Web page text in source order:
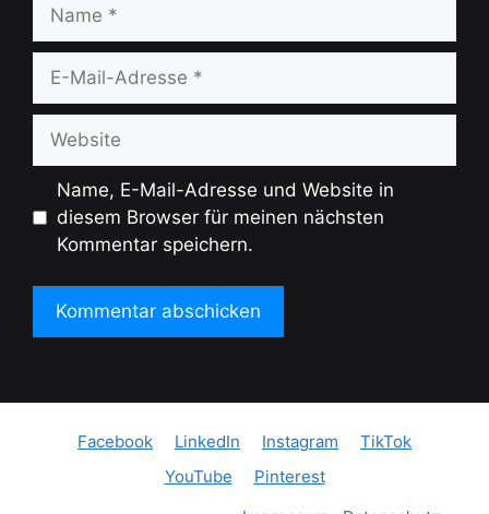
Mail-
Adresse
Name, E-Mail-Adresse und Website in
diesem Browser für meinen nächsten
Kommentar speichern.
Facebook LinkedIn Instagram
TikTok
YouTube
Pinterest